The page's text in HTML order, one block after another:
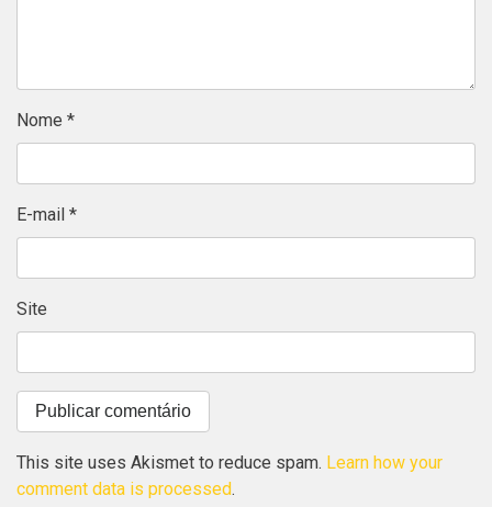
Nome *
E-mail *
Site
This site uses Akismet to reduce spam. Learn how your
comment data is processed.